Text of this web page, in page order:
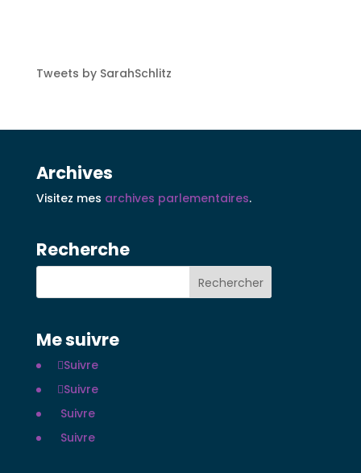
Tweets by SarahSchlitz
Archives
Visitez mes archives parlementaires.
Recherche
Me suivre
Suivre
Suivre
Suivre
Suivre